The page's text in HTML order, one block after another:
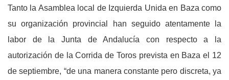
Tanto la Asamblea local de Izquierda Unida en Baza como
su organización provincial han seguido atentamente la
labor de la Junta de Andalucía con respecto a la
autorización de la Corrida de Toros prevista en Baza el 12
de septiembre, “de una manera constante pero discreta, ya